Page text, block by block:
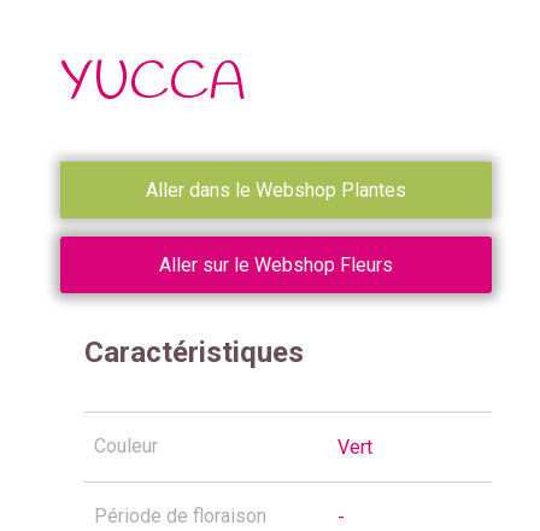
YUCCA
Aller dans le Webshop Plantes
Aller sur le Webshop Fleurs
Caractéristiques
Couleur Vert
Période de floraison -